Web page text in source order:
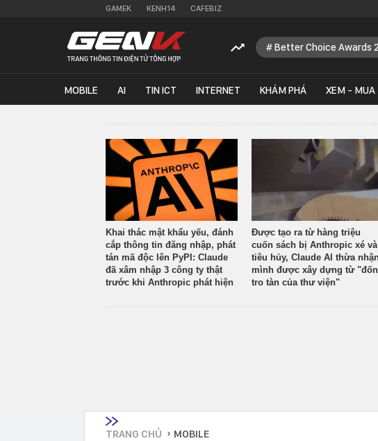
GAMEK KENH14 CAFEBIZ
Better Choice Awards
MOBILE AI TIN ICT INTERNET KHÁM PHÁ XEM - MUA
Khai thác mật khẩu yếu, đánh
cắp thông tin đăng nhập, phát
tán mã độc lên PyPI: Claude
đã xâm nhập 3 công ty thật
trước khi Anthropic phát hiện
Được tạo ra từ hàng triệu
cuốn sách bị Anthropic xé và
tiêu hủy, Claude AI thừa
mình được xây dựng từ
tro tàn của thư viện"
TRANG CHỦ › MOBILE